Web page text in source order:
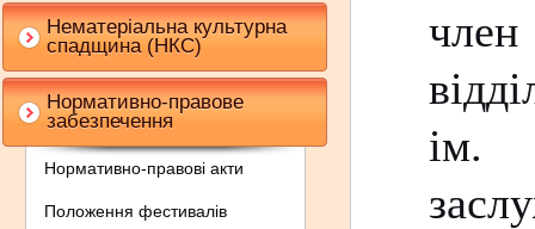
Нематеріальна культурна
спадщина (НКС)
Нормативно-правове
забезпечення
Нормативно-правові акти
Положення фестивалів
ім.